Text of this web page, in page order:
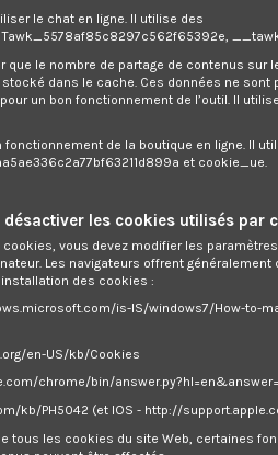
d'un timer 7 jours et d'un thermostat
Ce radiateur à inertie
murales. Il mesure 57 cm de hauteur,
céramique, ce qui vous garantit une
accumulée par la pierre puis est
est en fonte d'aluminium.
pilote 6 ordres)
sensor
le chat en ligne. Il utilise des
Tawk_5578af85c8297c562f65392e,
que le nombre de partage de contenus sur
dans le cache. Ces données ne sont
un bon fonctionnement de l’outil. Il
fonctionnement de la boutique en ligne. Il
et cookie_ue.
les cookies utilisés par
vous devez modifier les
Les navigateurs offrent généralement
des cookies :
is-IS/windows7/How-to-
en-US/kb/Cookies
chrome/bin/
kb/PH5042 (et IOS - http://
tous les cookies du site Web, certaines